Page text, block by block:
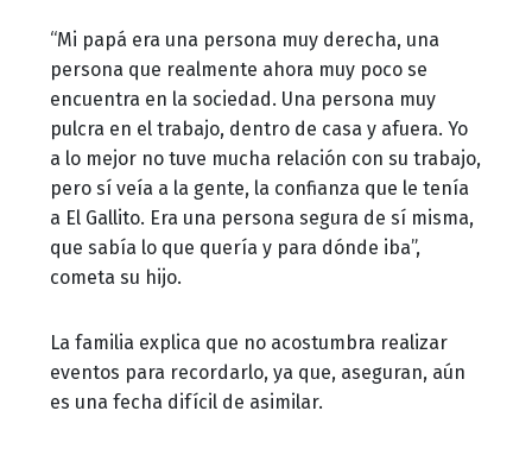
“Mi papá era una persona muy derecha, una
persona que realmente ahora muy poco se
encuentra en la sociedad. Una persona muy
pulcra en el trabajo, dentro de casa y afuera. Yo
a lo mejor no tuve mucha relación con su trabajo,
pero sí veía a la gente, la confianza que le tenía
a El Gallito. Era una persona segura de sí misma,
que sabía lo que quería y para dónde iba”,
cometa su hijo.
La familia explica que no acostumbra realizar
eventos para recordarlo, ya que, aseguran, aún
es una fecha difícil de asimilar.